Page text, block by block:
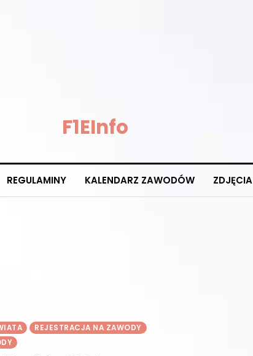
F1EInfo
REGULAMINY KALENDARZ ZAWODÓW ZDJĘCIA
REJESTRACJA NA ZAWODY